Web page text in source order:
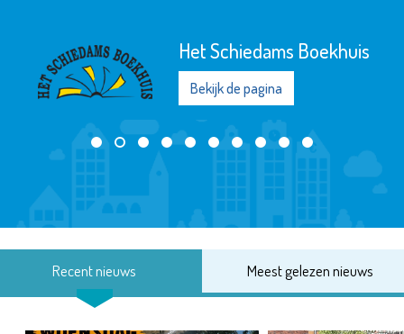
Stedelijk Museum
Schiedam
Recent nieuws Meest gelezen nieuws